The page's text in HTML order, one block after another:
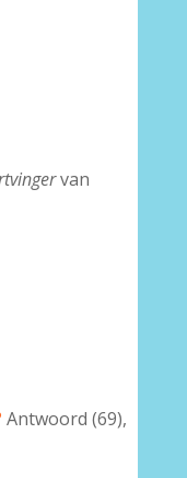
van
Antwoord (69),